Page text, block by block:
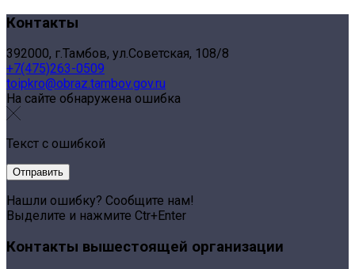
Контакты
392000, г.Тамбов, ул.Советская, 108/8
+7(475)263-0509
toipkro@obraz.tambov.gov.ru
На сайте обнаружена ошибка
Текст с ошибкой
Нашли ошибку? Сообщите нам!
Выделите и нажмите Ctr+Enter
Контакты вышестоящей организации